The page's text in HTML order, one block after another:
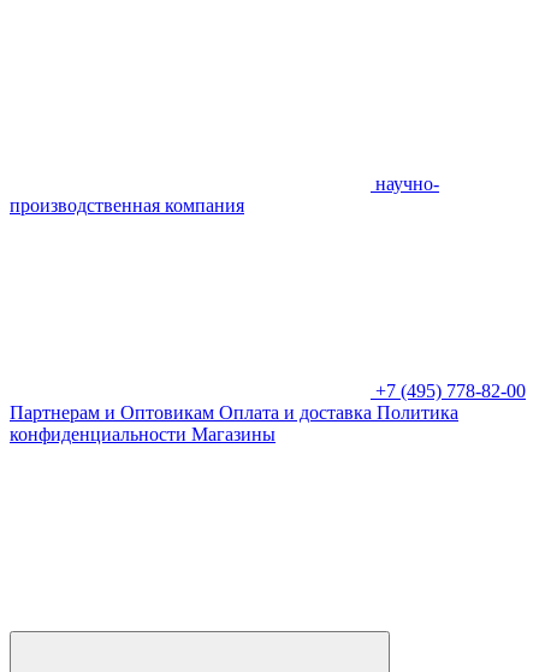
научно-
производственная компания
+7 (495) 778-82-00
Партнерам и Оптовикам Оплата и доставка Политика
конфиденциальности Магазины